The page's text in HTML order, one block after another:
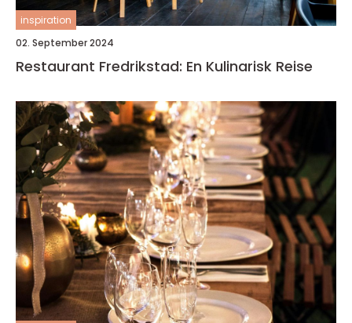
inspiration
02. September 2024
Restaurant Fredrikstad: En Kulinarisk Reise